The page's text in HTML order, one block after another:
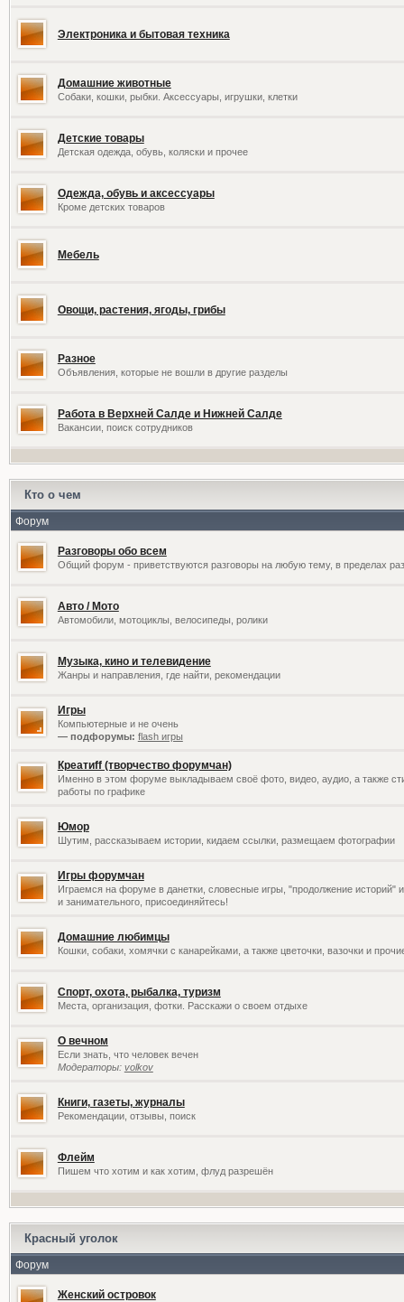
Электроника и бытовая техника
Домашние животные
Собаки, кошки, рыбки. Аксессуары, игрушки, клетки
Детские товары
Детская одежда, обувь, коляски и прочее
Одежда, обувь и аксессуары
Кроме детских товаров
Мебель
Овощи, растения, ягоды, грибы
Разное
Объявления, которые не вошли в другие разделы
Работа в Верхней Салде и Нижней Салде
Вакансии, поиск сотрудников
Кто о чем
Форум
Разговоры обо всем
Общий форум - приветствуются разговоры на любую тему, в пределах
Авто / Мото
Автомобили, мотоциклы, велосипеды, ролики
Музыка, кино и телевидение
Жанры и направления, где найти, рекомендации
Игры
Компьютерные и не очень
— подфорумы: flash игры
Креатиff (творчество форумчан)
Именно в этом форуме выкладываем своё фото, видео, аудио, а также
работы по графике
Юмор
Шутим, рассказываем истории, кидаем ссылки, размещаем фотографии
Игры форумчан
Играемся на форуме в данетки, словесные игры, "продолжение историй"
и занимательного, присоединяйтесь!
Домашние любимцы
Кошки, собаки, хомячки с канарейками, а также цветочки, вазочки и
Спорт, охота, рыбалка, туризм
Места, организация, фотки. Расскажи о своем отдыхе
О вечном
Если знать, что человек вечен
Модераторы: volkov
Книги, газеты, журналы
Рекомендации, отзывы, поиск
Флейм
Пишем что хотим и как хотим, флуд разрешён
Красный уголок
Форум
Женский островок